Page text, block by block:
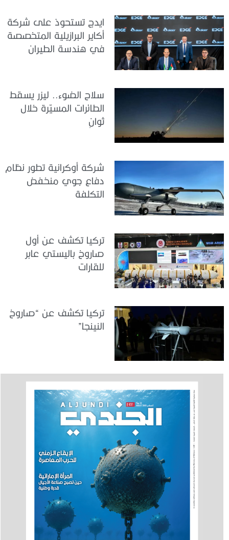
ايدج تستحوذ على شركة
أكاير البرازيلية المتخصصة
في هندسة الطيران
سلاح الضوء.. ليزر يسقط
الطائرات المسيّرة خلال
ثوانٍ
شركة أوكرانية تطور نظام
دفاع جوي منخفض
التكلفة
تركيا تكشف عن أول
صاروخ باليستي عابر
للقارات
تركيا تكشف عن “صاروخ
النينجا”